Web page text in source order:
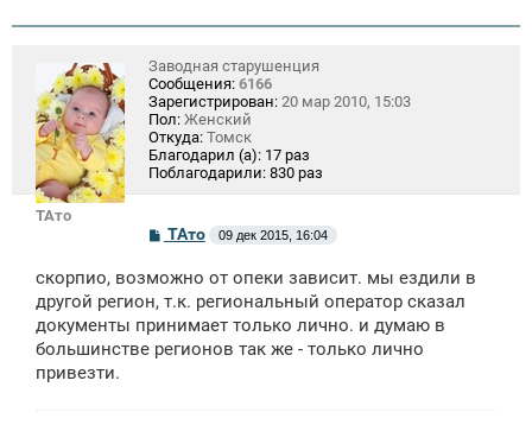
ТАто
Заводная старушенция
Сообщения: 6166
Зарегистрирован: 20 мар 2010, 15:03
Пол: Женский
Откуда: Томск
Благодарил (а): 17 раз
Поблагодарили: 830 раз
С
б
щ
н
и
ТАто 09 дек 2015, 16:04
скорпио, возможно от опеки зависит. мы ездили в
другой регион, т.к. региональный оператор сказал
документы принимает только лично. и думаю в
большинстве регионов так же - только лично
привезти.